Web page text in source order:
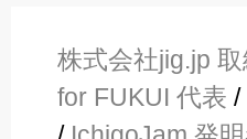
株式会社jig.jp
for FUKUI 代表 /